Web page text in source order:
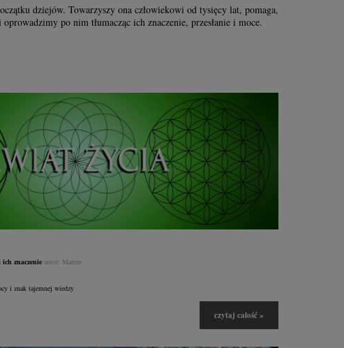
dziejów. Towarzyszy ona człowiekowi od tysięcy lat, pomaga,
po nim tłumacząc ich znaczenie, przesłanie i moce.
znaczenieautor: Marcin
i znak tajemnej wiedzy
czytaj całość »